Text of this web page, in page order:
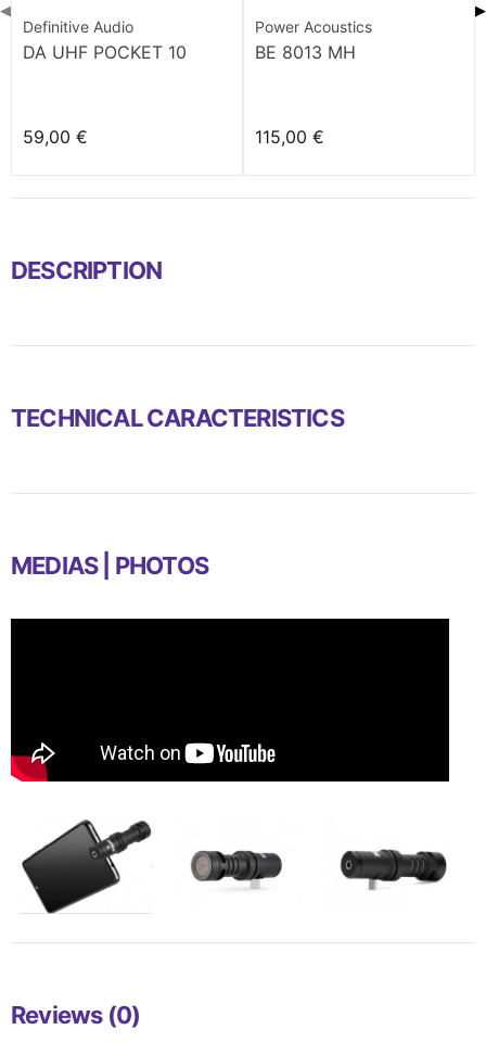
Definitive Audio
DA UHF POCKET 10
59,00 €
Power Acoustics
BE 8013 MH
115,00 €
◀ ▶
DESCRIPTION
TECHNICAL CARACTERISTICS
MEDIAS | PHOTOS
Reviews (0)